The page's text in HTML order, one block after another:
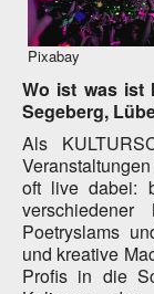
Pixabay
Wo ist was ist
Segeberg,
Als
oft live dabei:
verschiedener
Poetryslams
und kreative
Profis in die